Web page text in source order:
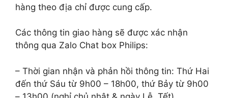
hàng theo địa chỉ được cung cấp.
Các thông tin giao hàng sẽ được xác nhận
thông qua Zalo Chat box Philips:
– Thời gian nhận và phản hồi thông tin: Thứ Hai
đến thứ Sáu từ 9h00 – 18h00, thứ Bảy từ 9h00